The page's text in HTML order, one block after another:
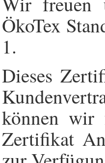
ÖkoTex
1.
Dieses
können wir
Zertifikat